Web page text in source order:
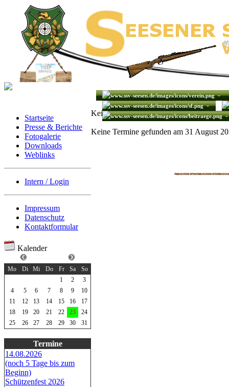
Startseite
Presse & Berichte
Fotogalerie
Downloads
Weblinks
Intern / Login
Impressum
Datenschutz
Kontaktformular
Kalender
Mo
Di Mi Do Fr Sa
So
1
2
3
4
5 6 7 8 9
10
11
12 13 14 15 16
17
18
19 20 21 22 23
24
25
26 27 28 29 30 31
Termine
14.08.2026
(noch 5 Tage bis zum
Beginn)
Schützenfest 2026
Keine Termine gefunden
Keine Termine gefunden am 31 August